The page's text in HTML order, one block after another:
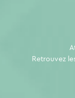
Retrouvez